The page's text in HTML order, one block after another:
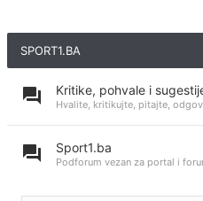
SPORT1.BA
Kritike, pohvale i
Hvalite, kritikujte, pitajte,
Sport1.ba
Podforum vezan za portal i